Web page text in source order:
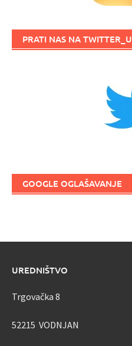
PRATI NAS NA TWITTER_U
GOOGLE OGLAŠAVANJE
UREDNIŠTVO
Trgovačka 8
52215 VODNJAN